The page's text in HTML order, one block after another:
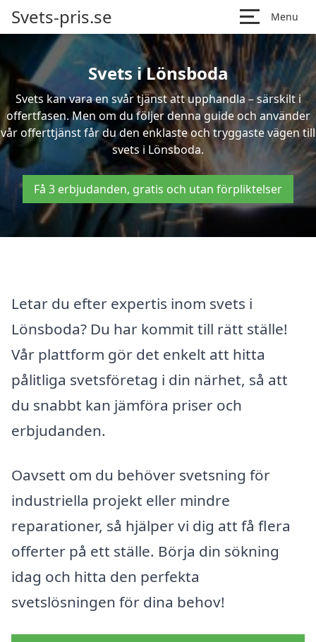
Svets-pris.se Menu
Svets i Lönsboda
Svets kan vara en svår tjänst att upphandla – särskilt i
offertfasen. Men om du följer denna guide och använder
vår offerttjänst får du den enklaste och tryggaste vägen till
svets i Lönsboda.
Få 3 erbjudanden, gratis och utan förpliktelser
Letar du efter expertis inom svets i
Lönsboda? Du har kommit till rätt ställe!
Vår plattform gör det enkelt att hitta
pålitliga svetsföretag i din närhet, så att
du snabbt kan jämföra priser och
erbjudanden.
Oavsett om du behöver svetsning för
industriella projekt eller mindre
reparationer, så hjälper vi dig att få flera
offerter på ett ställe. Börja din sökning
idag och hitta den perfekta
svetslösningen för dina behov!